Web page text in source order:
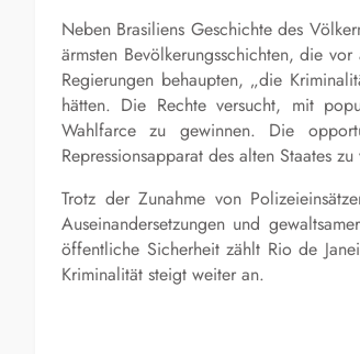
Neben Brasiliens Geschichte des
ärmsten Bevölkerungsschichten, die
Regierungen behaupten, „die
hätten. Die Rechte versucht, mit
Wahlfarce zu gewinnen. Die
Repressionsapparat des alten Staates
Trotz der Zunahme von
Auseinandersetzungen und
öffentliche Sicherheit zählt Rio de
Kriminalität steigt weiter an.